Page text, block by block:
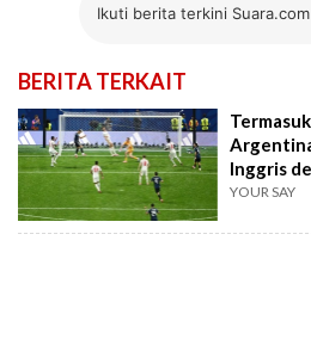
Ikuti berita terkini
BERITA TERKAIT
Inggris
YOUR SAY